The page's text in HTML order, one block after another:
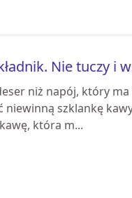
Nie tuczy i
niż napój, który
szklankę
która m...